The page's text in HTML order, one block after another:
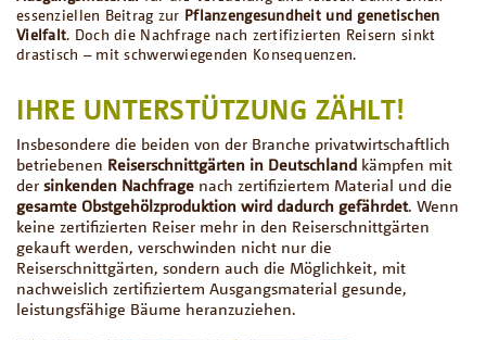
essenziellen Beitrag zur Pflanzengesundheit und genetischen
Vielfalt. Doch die Nachfrage nach zertifizierten Reisern sinkt
drastisch – mit schwerwiegenden Konsequenzen.
IHRE UNTERSTÜTZUNG ZÄHLT!
Insbesondere die beiden von der Branche privatwirtschaftlich
betriebenen Reiserschnittgärten in Deutschland kämpfen mit
der sinkenden Nachfrage nach zertifiziertem Material und die
gesamte Obstgehölzproduktion wird dadurch gefährdet. Wenn
keine zertifizierten Reiser mehr in den Reiserschnittgärten
gekauft werden, verschwinden nicht nur die
Reiserschnittgärten, sondern auch die Möglichkeit, mit
nachweislich zertifiziertem Ausgangsmaterial gesunde,
leistungsfähige Bäume heranzuziehen.